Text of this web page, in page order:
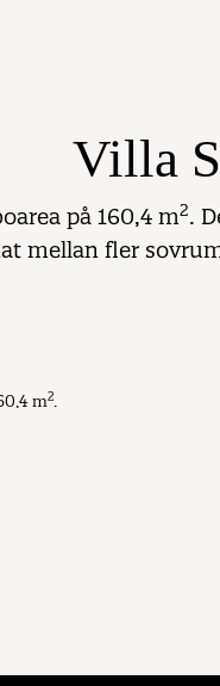
Villa
på 160,4 m2.
mellan fler
m2